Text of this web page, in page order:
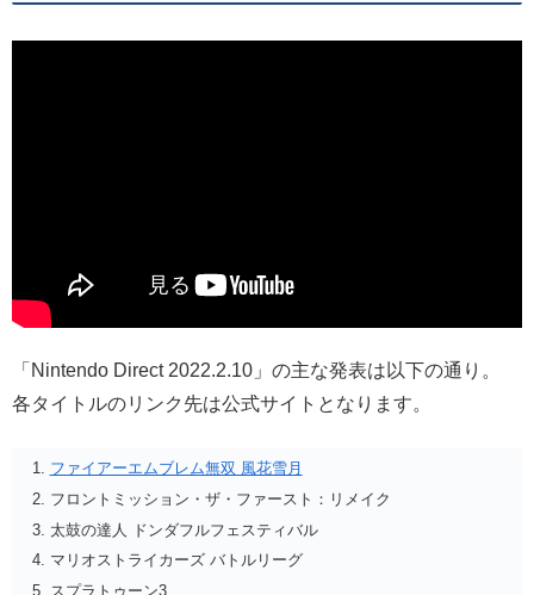
「Nintendo Direct 2022.2.10」の主な発表は以下の通り。
各タイトルのリンク先は公式サイトとなります。
ファイアーエムブレム無双 風花雪月
フロントミッション・ザ・ファースト：リメイク
太鼓の達人 ドンダフルフェスティバル
マリオストライカーズ バトルリーグ
スプラトゥーン3